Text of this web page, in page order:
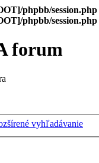
phpbb/session.php
phpbb/session.php
forum
vyhľadávanie